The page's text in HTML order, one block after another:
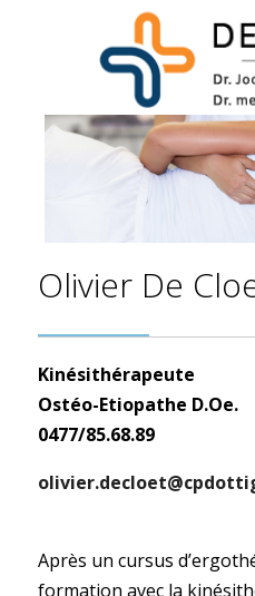
Olivier De
Kinésithérapeute
Ostéo-Etiopathe D.Oe.
0477/85.68.89
Après un cursus
formation avec la